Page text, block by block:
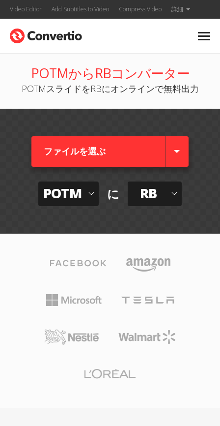
Video Editor Add Subtitles to Video Compress Video 詳細
POTMからRBコンバーター
POTMスライドをRBにオンラインで無料出力
ファイルを選ぶ
POTM に RB